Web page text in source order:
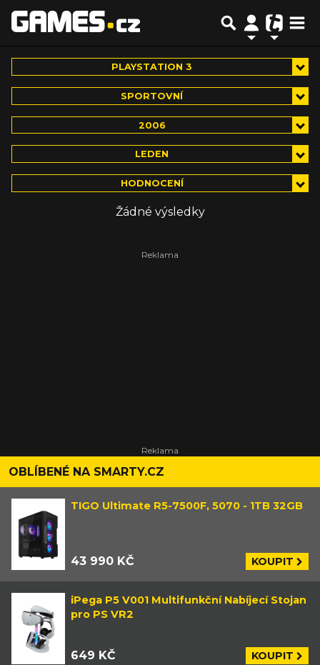
PLAYSTATION 3
SPORTOVNÍ
2006
LEDEN
HODNOCENÍ
Žádné výsledky
OBLÍBENÉ NA SMARTY.CZ
TIGO Ultimate R5-7500F, 5070 - 1TB 32GB
43 990 KČ KOUPIT
iPega P5 V001 Multifunkční Nabíjecí Stojan
pro PS VR2
649 KČ KOUPIT